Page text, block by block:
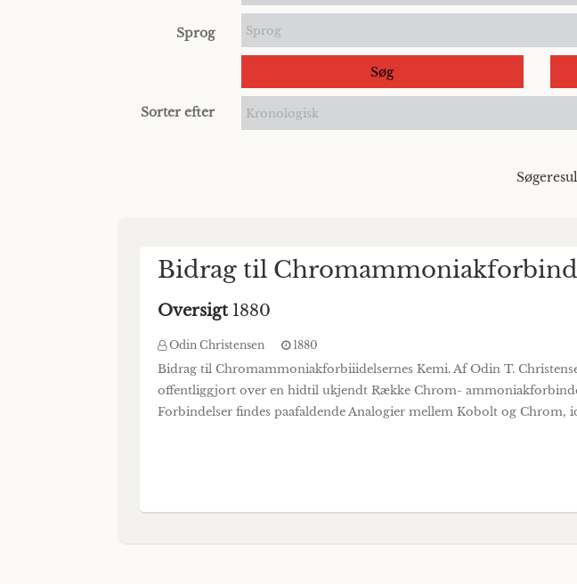
Sprog Sprog
Søg
Sorter efter Kronologisk
Bidrag til
Oversigt 1880
Odin Christensen 1880
Bidrag til Chromammoniakforbiiidelsernes Kemi. Af Odin T.
offentliggjort over en hidtil ukjendt Række Chrom-
Forbindelser findes paafaldende Analogier mellem Kobolt og Chrom,